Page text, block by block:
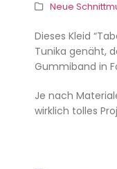
Neue
Dieses Kleid
Tunika genäht,
Gummiband in
Je nach
wirklich tolles